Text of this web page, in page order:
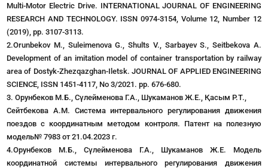
Multi-Motor Electric Drive. INTERNATIONAL JOURNAL OF ENGINEERING
RESEARCH AND TECHNOLOGY. ISSN 0974-3154, Volume 12, Number 12
(2019), pp. 3107-3113.
2.Orunbekov M., Suleimenova G., Shults V., Sarbayev S., Seitbekova A.
Development of an imitation model of container transportation by railway
area of Dostyk-Zhezqazghan-Iletsk. JOURNAL OF APPLIED ENGINEERING
SCIENCE, ISSN 1451-4117, Nо 3/2021. рр. 676-680.
3. Орунбеков М.Б., Сүлейменова Г.А., Шукаманов Ж.Е., Қасым Р.Т.,
Сейтбекова А.М. Система интервального регулирования движения
поездов с координатным методом контроля. Патент на полезную
модель№ 7983 от 21.04.2023 г.
4.Орунбеков М.Б., Сүлейменова Г.А., Шукаманов Ж.Е. Модель
координатной системы интервального регулирования движения